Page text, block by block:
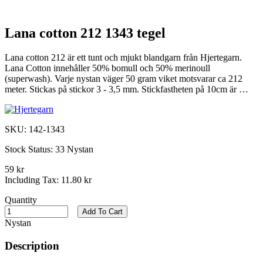
Lana cotton 212 1343 tegel
Lana cotton 212 är ett tunt och mjukt blandgarn från Hjertegarn.
Lana Cotton innehåller 50% bomull och 50% merinoull
(superwash). Varje nystan väger 50 gram viket motsvarar ca 212
meter. Stickas på stickor 3 - 3,5 mm. Stickfastheten på 10cm är …
SKU: 142-1343
Stock Status: 33 Nystan
59 kr
Including Tax: 11.80 kr
Quantity
Nystan
Add To Cart
Description